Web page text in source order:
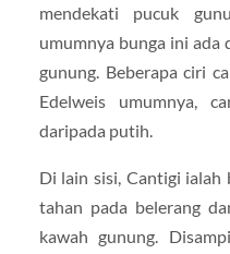
mendekati pucuk
umumnya bunga ini ada
gunung. Beberapa ciri
Edelweis umumnya,
daripada putih.
Di lain sisi, Cantigi ialah
tahan pada belerang
kawah gunung.